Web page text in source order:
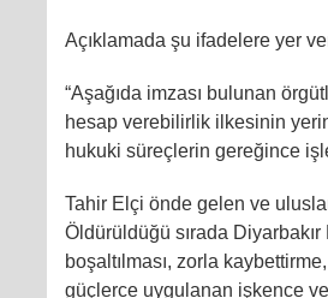
Açıklamada şu ifadelere yer
“Aşağıda imzası bulunan
hesap verebilirlik ilkesinin
hukuki süreçlerin gereğince
Tahir Elçi önde gelen ve
Öldürüldüğü sırada
boşaltılması, zorla
güçlerce uygulanan işkence